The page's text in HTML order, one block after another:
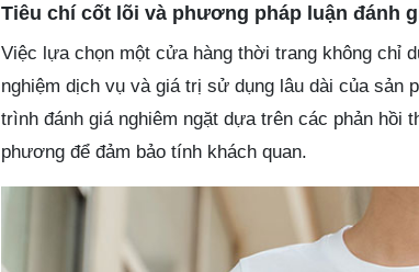
Tiêu chí cốt lõi và phương pháp luận đánh
Việc lựa chọn một cửa hàng thời trang không chỉ
nghiệm dịch vụ và giá trị sử dụng lâu dài của sản
trình đánh giá nghiêm ngặt dựa trên các phản hồi
phương để đảm bảo tính khách quan.